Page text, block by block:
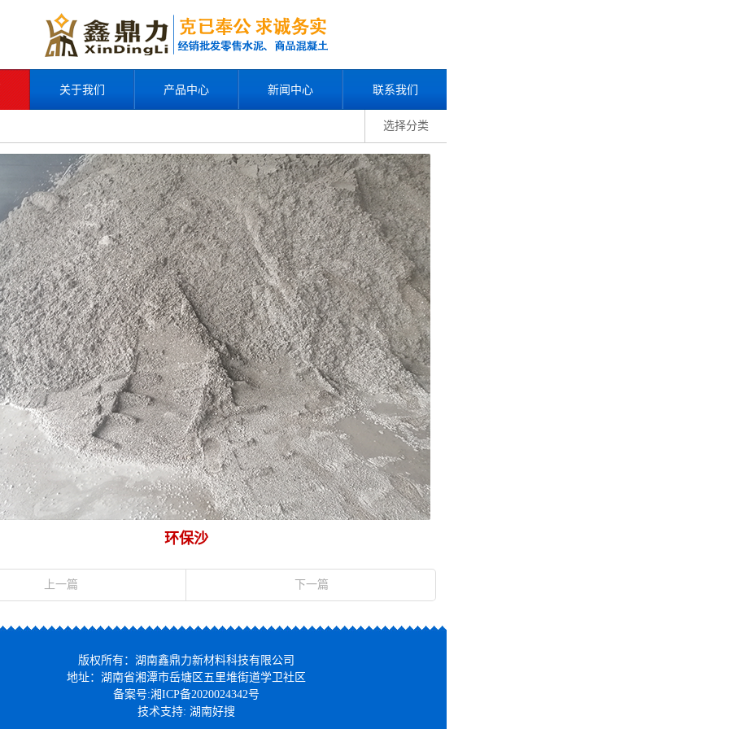
关于我们 产品中心 新闻中心 联系我们
选择分类
环保沙
上一篇 下一篇
版权所有：湖南鑫鼎力新材料科技有限公司
地址：湖南省湘潭市岳塘区五里堆街道学卫社区
备案号:湘ICP备2020024342号
技术支持: 湖南好搜